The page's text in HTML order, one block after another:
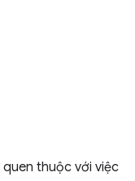
thuộc với việc